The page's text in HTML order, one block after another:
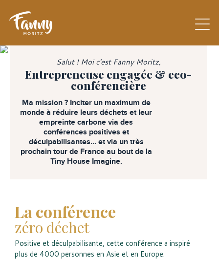
Salut ! Moi c'est Fanny Moritz,
Entrepreneuse engagée & eco-
conférencière
Ma mission ? Inciter un maximum de
monde à réduire leurs déchets et leur
empreinte carbone via des
conférences positives et
déculpabilisantes... et via un très
prochain tour de France au bout de la
Tiny House Imagine.
La conférence
zéro déchet
Positive et déculpabilisante, cette conférence a inspiré
plus de 4000 personnes en Asie et en Europe.